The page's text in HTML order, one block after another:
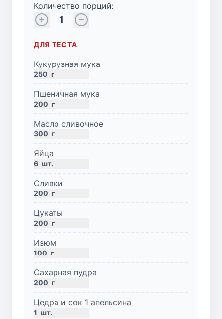
Количество порций:
1
ДЛЯ ТЕСТА
Кукурузная мука
250 г
Пшеничная мука
200 г
Масло сливочное
300 г
Яйца
6 шт.
Сливки
200 г
Цукаты
200 г
Изюм
100 г
Сахарная пудра
200 г
Цедра и сок 1 апельсина
1 шт.